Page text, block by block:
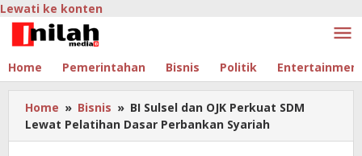
Lewati ke konten
Home Pemerintahan Bisnis Politik
Home » Bisnis » BI Sulsel dan OJK Perkuat SDM
Lewat Pelatihan Dasar Perbankan Syariah